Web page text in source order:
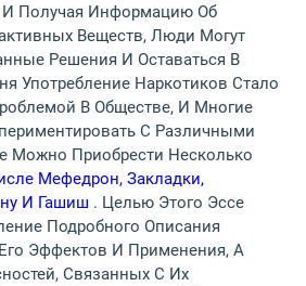
И Получая Информацию Об
Веществ, Люди Могут
Решения И Оставаться В
Употребление Наркотиков Стало
В Обществе, И Многие
С Различными
Можно Приобрести Несколько
Мефедрон, Закладки,
И Гашиш . Целью Этого Эссе
Подробного Описания
Эффектов И Применения, А
Связанных С Их